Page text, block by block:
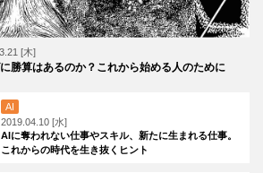
[木]
勝算はあるのか？これから始める人のために
AI
2019.04.10 [水]
AIに奪われない仕事やスキル、新たに生まれる仕事。
これからの時代を生き抜くヒント